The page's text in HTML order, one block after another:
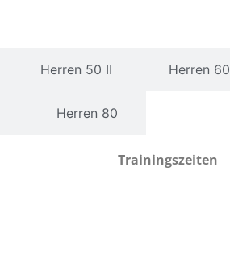
Herren 50 II Herren 60
Herren 80
Trainingszeiten